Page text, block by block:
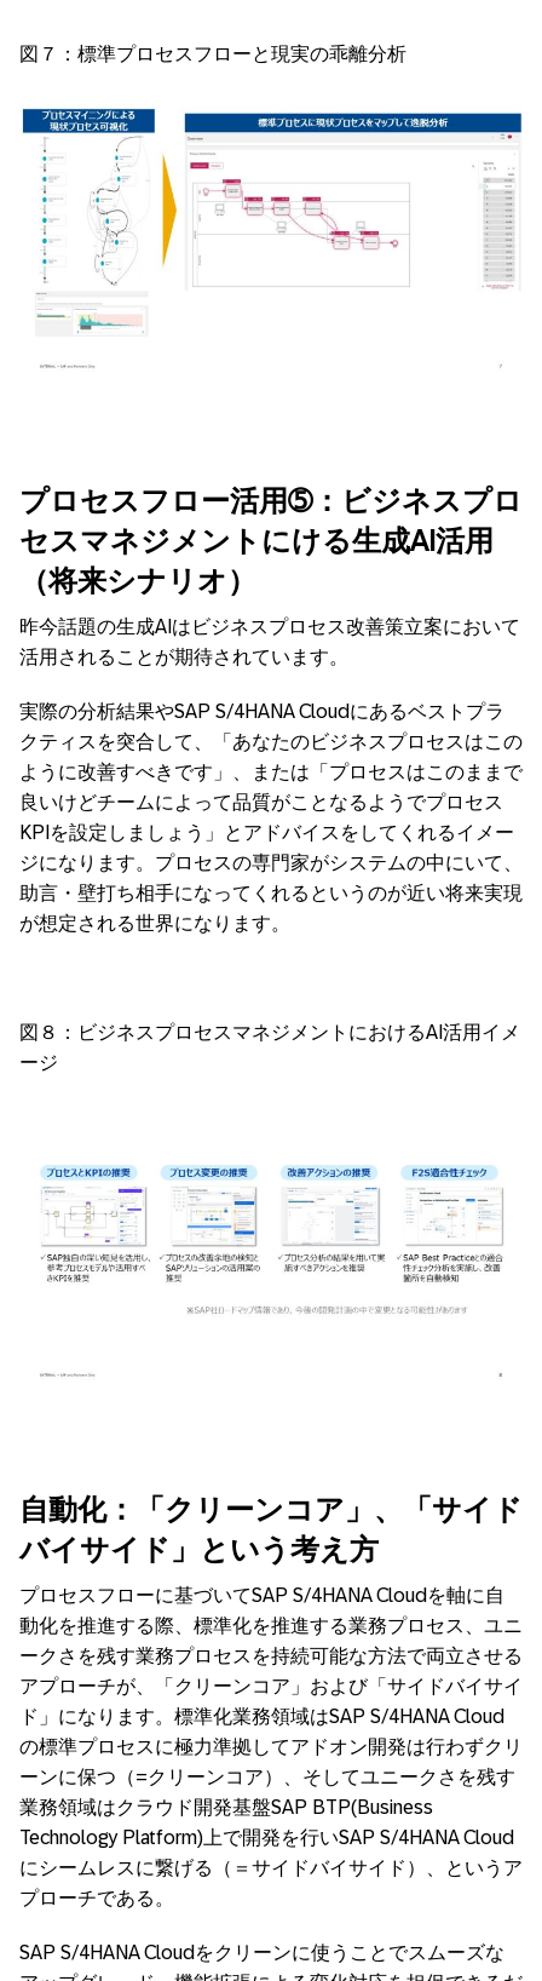
図７：標準プロセスフローと現実の乖離分析
プロセスフロー活用➄：ビジネスプロ
セスマネジメントにける生成AI活用
（将来シナリオ）
昨今話題の生成AIはビジネスプロセス改善策立案において
活用されることが期待されています。
実際の分析結果やSAP S/4HANA Cloudにあるベストプラ
クティスを突合して、「あなたのビジネスプロセスはこの
ように改善すべきです」、または「プロセスはこのままで
良いけどチームによって品質がことなるようでプロセス
KPIを設定しましょう」とアドバイスをしてくれるイメー
ジになります。プロセスの専門家がシステムの中にいて、
助言・壁打ち相手になってくれるというのが近い将来実現
が想定される世界になります。
図８：ビジネスプロセスマネジメントにおけるAI活用イメ
ージ
自動化：「クリーンコア」、「サイド
バイサイド」という考え方
プロセスフローに基づいてSAP S/4HANA Cloudを軸に自
動化を推進する際、標準化を推進する業務プロセス、ユニ
ークさを残す業務プロセスを持続可能な方法で両立させる
アプローチが、「クリーンコア」および「サイドバイサイ
ド」になります。標準化業務領域はSAP S/4HANA Cloud
の標準プロセスに極力準拠してアドオン開発は行わずクリ
ーンに保つ（=クリーンコア）、そしてユニークさを残す
業務領域はクラウド開発基盤SAP BTP(Business
Technology Platform)上で開発を行いSAP S/4HANA Cloud
にシームレスに繋げる（＝サイドバイサイド）、というア
プローチである。
SAP S/4HANA Cloudをクリーンに使うことでスムーズな